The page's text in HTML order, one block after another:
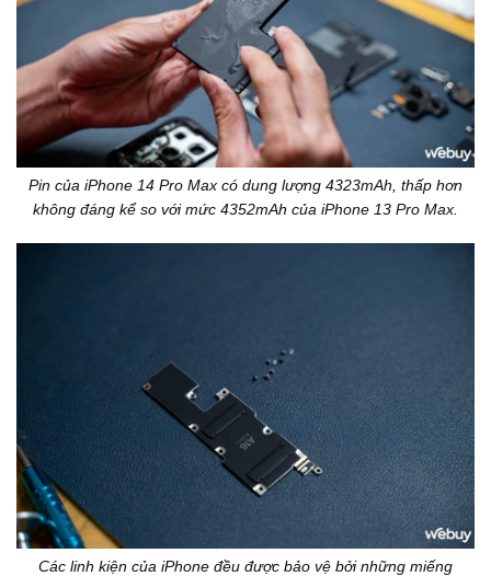
Pin của iPhone 14 Pro Max có dung lượng 4323mAh, thấp hơn
không đáng kể so với mức 4352mAh của iPhone 13 Pro Max.
Các linh kiện của iPhone đều được bảo vệ bởi những miếng